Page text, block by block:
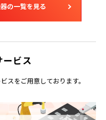
の一覧を見る
ービス
スをご用意しております。